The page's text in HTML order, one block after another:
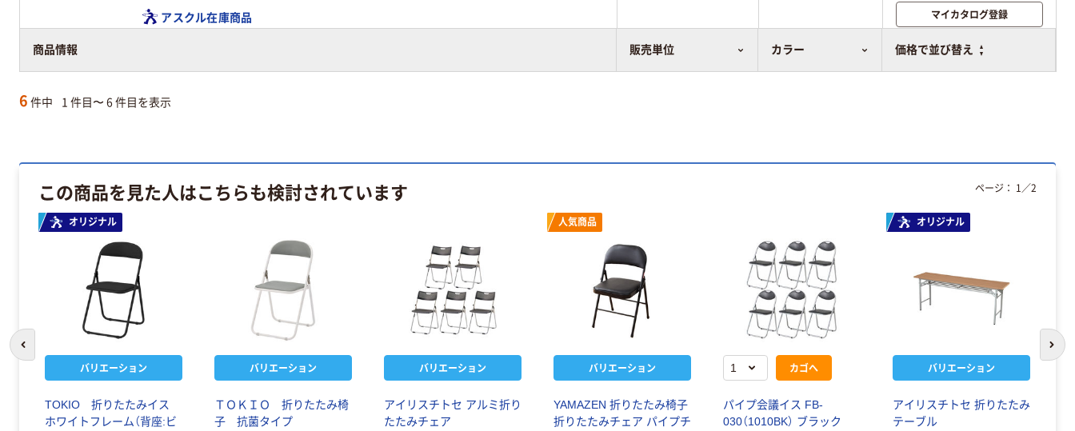
商品情報 販売単位 カラー 価格で並び替え
アスクル在庫商品
マイカタログ登録
比較表に追加
6 件中 1 件目〜 6 件目を表示
この商品を見た人はこちらも検討されています
オリジナル
バリエーション
TOKIO 折りたたみイス
ホワイトフレーム（背座:ビ
バリエーション
ＴＯＫＩＯ 折りたたみ椅
子 抗菌タイプ
バリエーション
アイリスチトセ アルミ折り
たたみチェア
人気商品
バリエーション
YAMAZEN 折りたたみ椅子
折りたたみチェア パイプチ
カゴへ
パイプ会議イス FB-
030（1010BK） ブラック
オリジナル
バリエーション
アイリスチトセ 折りたたみ
テーブル
ページ： 1 ／2
前のスライドへ 次